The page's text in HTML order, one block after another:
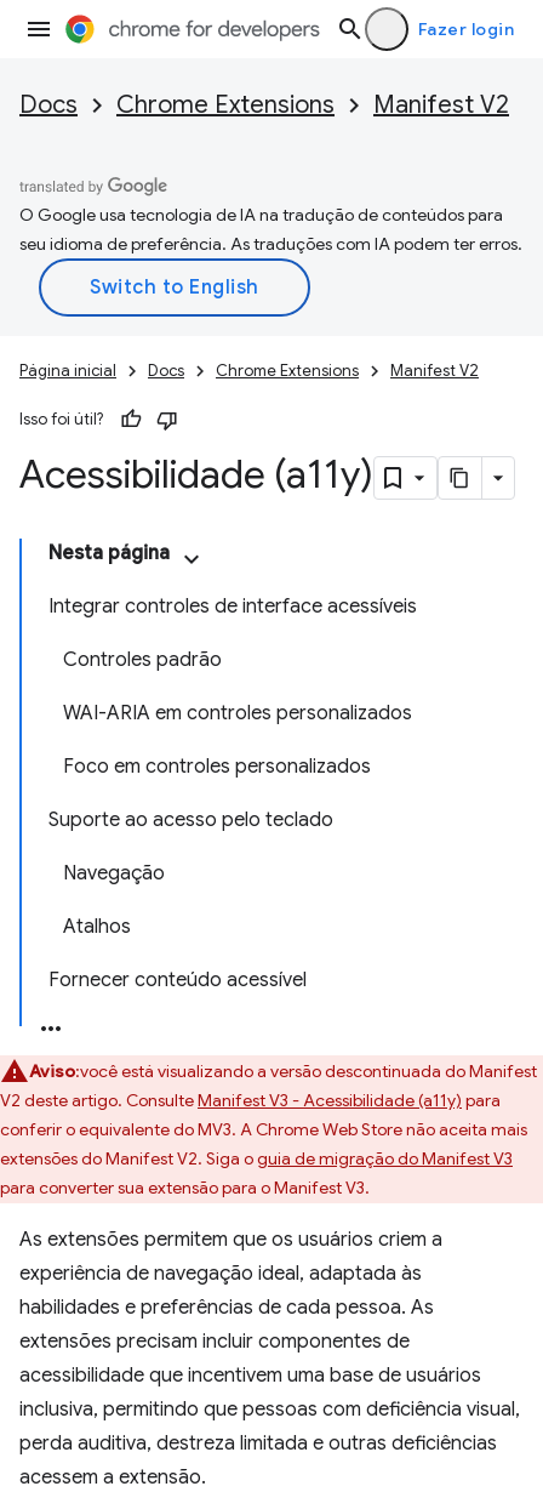
Fazer login
Docs Chrome Extensions Manifest V2
O Google usa tecnologia de IA na tradução de conteúdos para
seu idioma de preferência. As traduções com IA podem ter erros.
Página inicial Docs Chrome Extensions Manifest V2
Isso foi útil?
Acessibilidade (a11y)
Nesta página
Integrar controles de interface acessíveis
Controles padrão
WAI-ARIA em controles personalizados
Foco em controles personalizados
Suporte ao acesso pelo teclado
Navegação
Atalhos
Fornecer conteúdo acessível
Aviso:você está visualizando a versão descontinuada do Manifest
V2 deste artigo. ConsulteManifest V3 - Acessibilidade (a11y) para
conferir o equivalente do MV3. A Chrome Web Store não aceita mais
extensões do Manifest V2. Siga oguia de migração do Manifest V3
para converter sua extensão para o Manifest V3.
As extensões permitem que os usuários criem a
experiência de navegação ideal, adaptada às
habilidades e preferências de cada pessoa. As
extensões precisam incluir componentes de
acessibilidade que incentivem uma base de usuários
inclusiva, permitindo que pessoas com deficiência visual,
perda auditiva, destreza limitada e outras deficiências
acessem a extensão.